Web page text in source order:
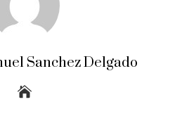
Sanchez Delgado